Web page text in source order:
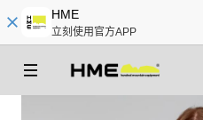
HME
立刻使用官方APP